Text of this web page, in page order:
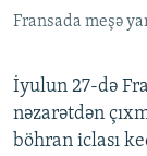
Fransada meşə
İyulun 27-də
nəzarətdən
böhran iclası